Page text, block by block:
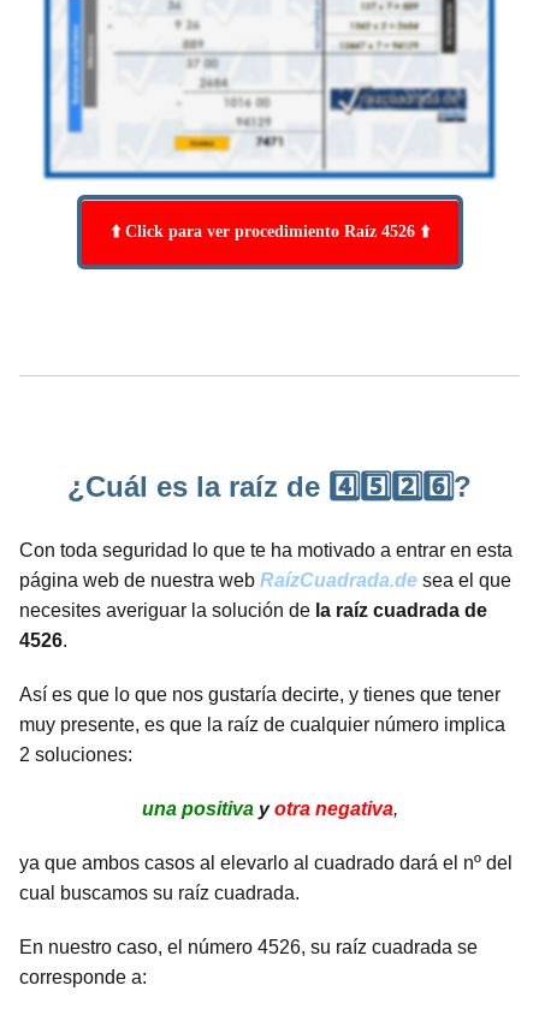
⬆️ Click para ver procedimiento Raíz 4526 ⬆️
¿Cuál es la raíz de 4️⃣5️⃣2️⃣6️⃣?
Con toda seguridad lo que te ha motivado a entrar en esta
página web de nuestra web RaízCuadrada.de sea el que
necesites averiguar la solución de la raíz cuadrada de
4526.
Así es que lo que nos gustaría decirte, y tienes que tener
muy presente, es que la raíz de cualquier número implica
2 soluciones:
una positivayotra negativa,
ya que ambos casos al elevarlo al cuadrado dará el nº del
cual buscamos su raíz cuadrada.
En nuestro caso, el número 4526, su raíz cuadrada se
corresponde a: